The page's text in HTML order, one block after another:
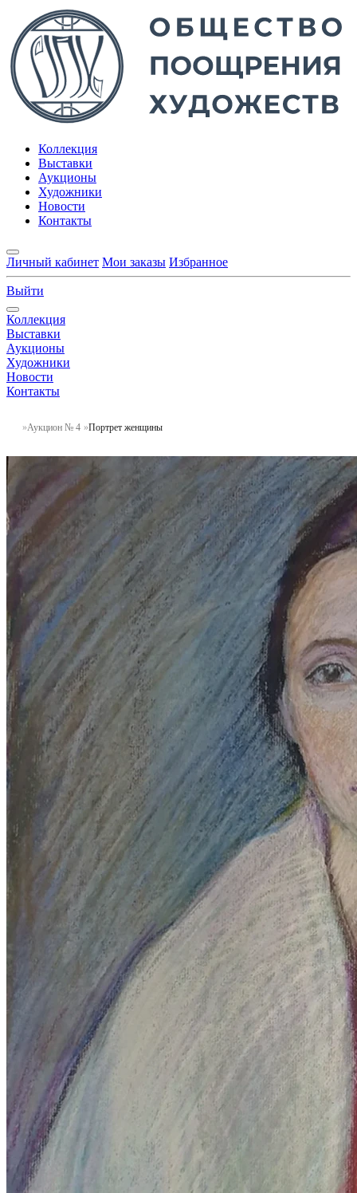
Коллекция
Выставки
Аукционы
Художники
Новости
Контакты
Личный кабинет Мои заказы Избранное
Выйти
Коллекция
Выставки
Аукционы
Художники
Новости
Контакты
Аукцион № 4 Портрет женщины